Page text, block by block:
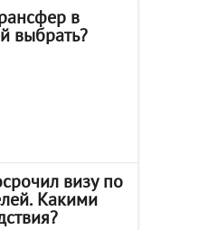
в
выбрать?
визу по
Какими